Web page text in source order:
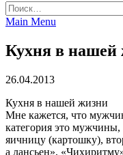
Найти:
Main Menu
Кухня в нашей
26.04.2013
Кухня в нашей жизни
Мне кажется, что
категория это
яичницу (картошку),
а лансьен»,